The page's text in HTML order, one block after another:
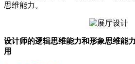
思维能力。
设计师的逻辑思维能力和形象思维能
用